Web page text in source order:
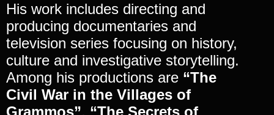
His work includes directing and
producing documentaries and
television series focusing on history,
culture and investigative storytelling.
Among his productions are “The
Civil War in the Villages of
Grammos”, “The Secrets of